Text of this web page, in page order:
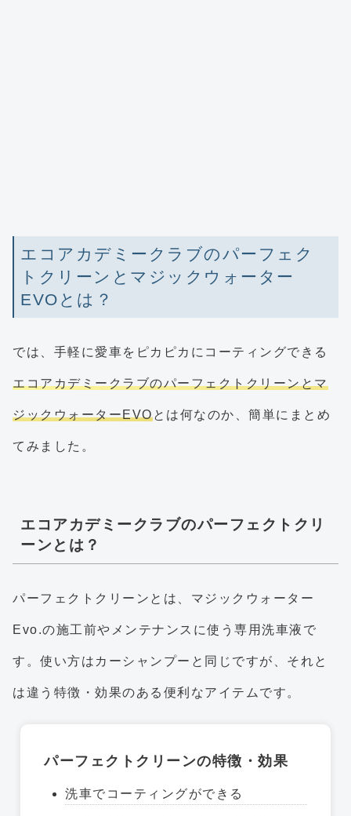
エコアカデミークラブのパーフェク
トクリーンとマジックウォーター
EVOとは？
では、手軽に愛車をピカピカにコーティングできる
エコアカデミークラブのパーフェクトクリーンとマ
ジックウォーターEVOとは何なのか、簡単にまとめ
てみました。
エコアカデミークラブのパーフェクトクリ
ーンとは？
パーフェクトクリーンとは、マジックウォーター
Evo.の施工前やメンテナンスに使う専用洗車液で
す。使い方はカーシャンプーと同じですが、それと
は違う特徴・効果のある便利なアイテムです。
パーフェクトクリーンの特徴・効果
洗車でコーティングができる